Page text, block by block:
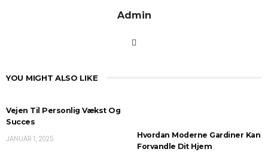
Admin
YOU MIGHT ALSO LIKE
Vejen Til Personlig Vækst Og
Succes
JANUAR 1, 2025
Hvordan Moderne Gardiner Kan
Forvandle Dit Hjem